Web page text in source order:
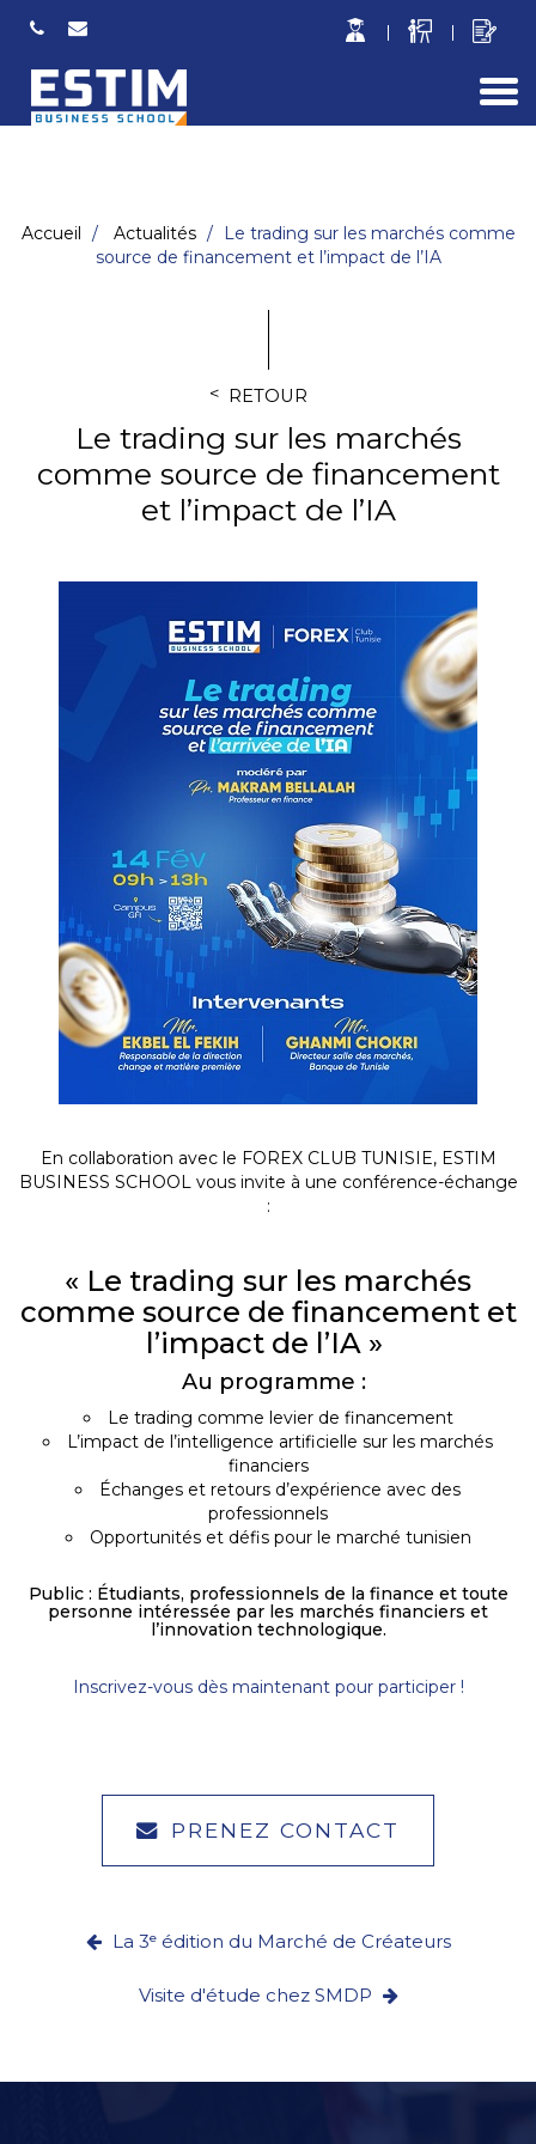
Accueil Actualités
Le trading sur les marchés comme
source de financement et l’impact de l’IA
RETOUR
Le trading sur les marchés
comme source de financement
et l’impact de l’IA
En collaboration avec le FOREX CLUB TUNISIE, ESTIM
BUSINESS SCHOOL vous invite à une conférence-échange
:
« Le trading sur les marchés
comme source de financement et
l’impact de l’IA »
Au programme :
Le trading comme levier de financement
L’impact de l’intelligence artificielle sur les marchés
financiers
Échanges et retours d’expérience avec des
professionnels
Opportunités et défis pour le marché tunisien
Public : Étudiants, professionnels de la finance et toute
personne intéressée par les marchés financiers et
l’innovation technologique.
Inscrivez-vous dès maintenant pour participer !
PRENEZ CONTACT
La 3ᵉ édition du Marché de Créateurs
Visite d'étude chez SMDP